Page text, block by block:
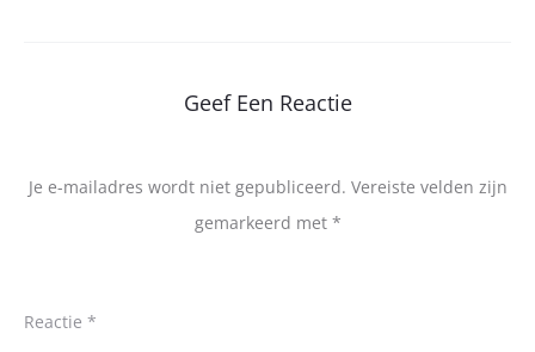
Geef Een Reactie
Je e-mailadres wordt niet gepubliceerd. Vereiste velden zijn
gemarkeerd met *
Reactie *